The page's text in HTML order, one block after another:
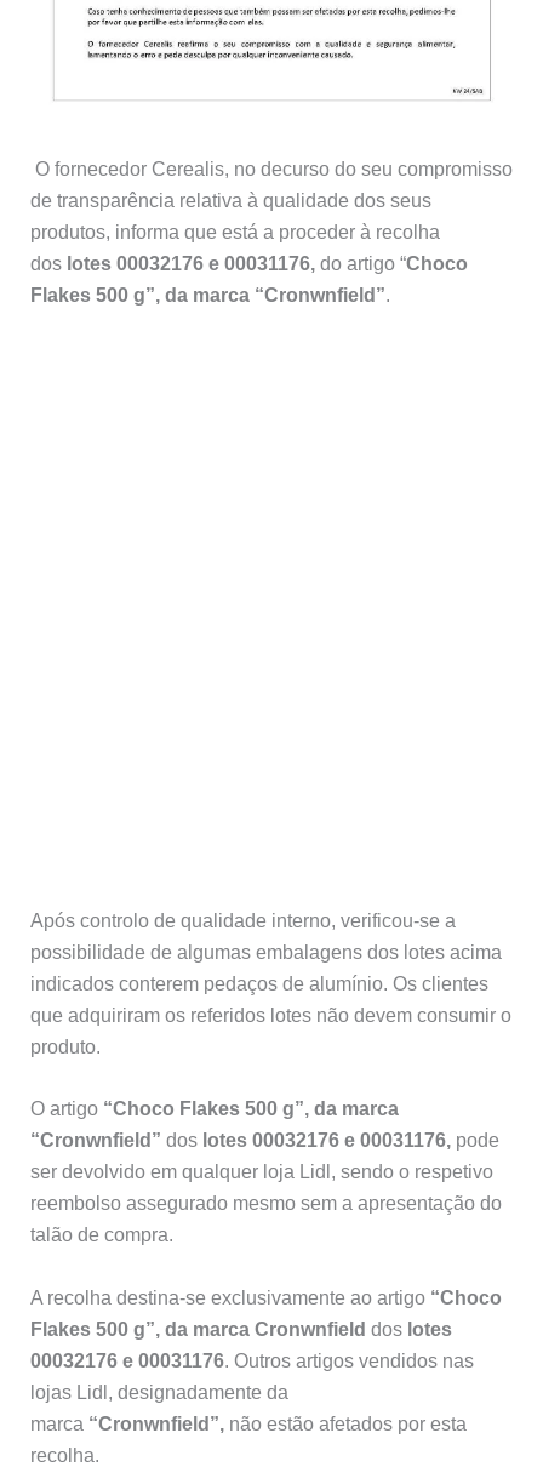
O fornecedor Cerealis, no decurso do seu compromisso
de transparência relativa à qualidade dos seus
produtos, informa que está a proceder à recolha
dos lotes 00032176 e 00031176,do artigo “Choco
Flakes 500 g”, da marca “Cronwnfield”.
Após controlo de qualidade interno, verificou-se a
possibilidade de algumas embalagens dos lotes acima
indicados conterem pedaços de alumínio. Os clientes
que adquiriram os referidos lotes não devem consumir o
produto.
O artigo “Choco Flakes 500 g”, da marca
“Cronwnfield” dos lotes 00032176 e 00031176,pode
ser devolvido em qualquer loja Lidl, sendo o respetivo
reembolso assegurado mesmo sem a apresentação do
talão de compra.
A recolha destina-se exclusivamente ao artigo “Choco
Flakes 500 g”, da marca Cronwnfield dos lotes
00032176 e 00031176. Outros artigos vendidos nas
lojas Lidl, designadamente da
marca “Cronwnfield”,não estão afetados por esta
recolha.